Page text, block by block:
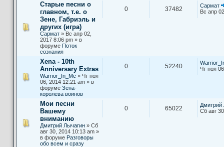
Старые песни о
главном, т.е. о
Зене, Габриэль и
других (игра)
Сармат » Вс апр 02,
2017 8:06 pm » в
форуме Поток
сознания
0 37482
Сармат
Вс апр
Xena - 10th
Anniversary Extras
Warrior_In_Me » Чт ноя
06, 2014 12:21 am » в
форуме Зена-
королева воинов
0 52240
Чт ноя
Мои песни
Вашему
вниманию
Дмитрий Лычагин » Сб
авг 30, 2014 10:13 am »
в форуме Разговоры
обо всем и сразу
0 65022
Дмитрий
Сб авг